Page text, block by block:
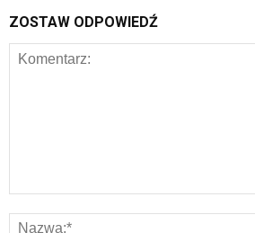
ZOSTAW ODPOWIEDŹ